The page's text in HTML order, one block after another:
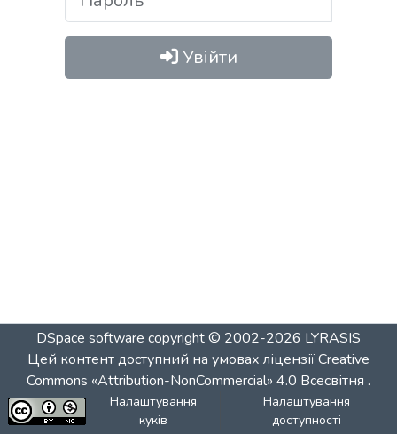
Увійти
DSpace software copyright © 2002-2026 LYRASIS
Цей контент доступний на умовах ліцензіїCreative
Commons «Attribution-NonCommercial» 4.0 Всесвітня .
Налаштування
куків
Налаштування
доступності